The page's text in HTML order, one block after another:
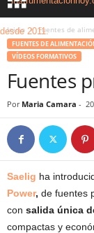
Inicio Fuentes de
FUENTES DE
VÍDEOS FORMATIVOS
Fuentes
Por Maria Camara -
Saelig ha
Power, de fuentes
con salida única
compactas y